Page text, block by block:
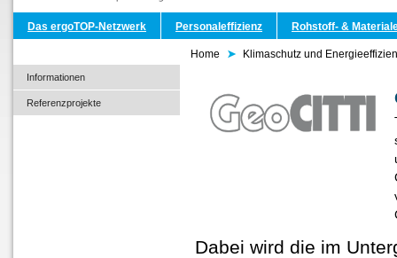
Das ergoTOP-Netzwerk Personaleffizienz Rohstoff- &
Home Klimaschutz und
Dabei wird die im
Informationen
Referenzprojekte